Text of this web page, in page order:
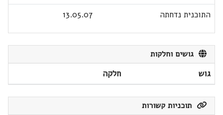
התוכנית נדחתה
13.05.07
גושים וחלקות
גוש חלקה
תוכניות קשורות